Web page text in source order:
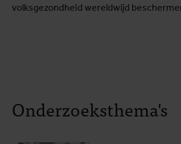
volksgezondheid wereldwijd
Onderzoeksthema's